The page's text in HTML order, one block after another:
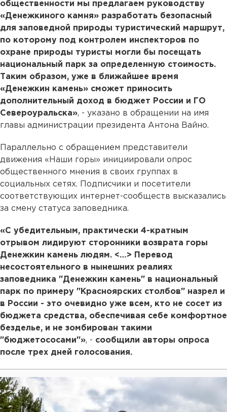
общественности мы предлагаем руководству
«Денежкиного камня» разработать безопасный
для заповедной природы туристический маршрут,
по которому под контролем инспекторов по
охране природы туристы могли бы посещать
национальный парк за определенную стоимость.
Таким образом, уже в ближайшее время
«Денежкин камень» сможет приносить
дополнительный доход в бюджет России и ГО
Североуральска», - указано в обращении на имя
главы администрации президента Антона Вайно.
Параллельно с обращением представители
движения «Наши горы» инициировали опрос
общественного мнения в своих группах в
социальных сетях. Подписчики и посетители
соответствующих интернет-сообществ высказались
за смену статуса заповедника.
«С убедительным, практически 4-кратным
отрывом лидируют сторонники возврата горы
Денежкин камень людям. <…> Перевод
несостоятельного в нынешних реалиях
заповедника "Денежкин камень" в национальный
парк по примеру "Красноярских столбов" назрел и
в России - это очевидно уже всем, кто не сосет из
бюджета средства, обеспечивая себе комфортное
безделье, и не зомбирован такими
"бюджетососами"», - сообщили авторы опроса
после трех дней голосования.